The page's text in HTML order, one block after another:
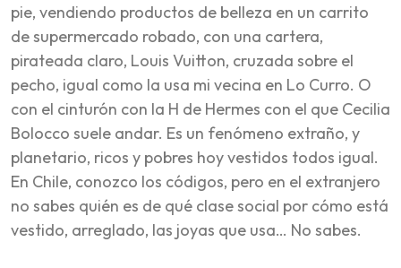
pie, vendiendo productos de belleza en un carrito
de supermercado robado, con una cartera,
pirateada claro, Louis Vuitton, cruzada sobre el
pecho, igual como la usa mi vecina en Lo Curro. O
con el cinturón con la H de Hermes con el que Cecilia
Bolocco suele andar. Es un fenómeno extraño, y
planetario, ricos y pobres hoy vestidos todos igual.
En Chile, conozco los códigos, pero en el extranjero
no sabes quién es de qué clase social por cómo está
vestido, arreglado, las joyas que usa… No sabes.